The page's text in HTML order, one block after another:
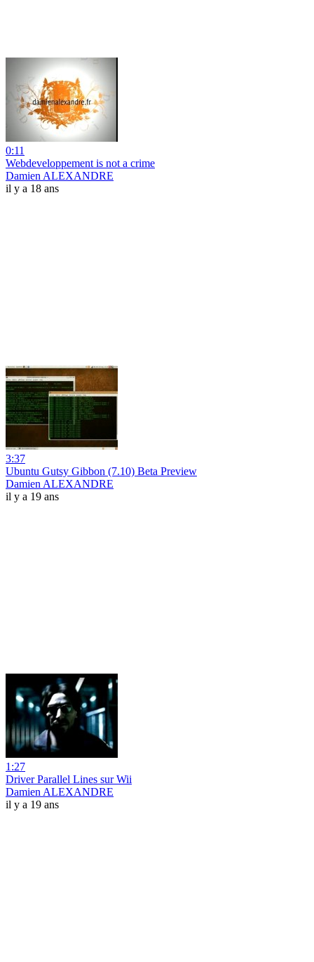
0:11
Webdeveloppement is not a crime
Damien ALEXANDRE
il y a 18 ans
3:37
Ubuntu Gutsy Gibbon (7.10) Beta Preview
Damien ALEXANDRE
il y a 19 ans
1:27
Driver Parallel Lines sur Wii
Damien ALEXANDRE
il y a 19 ans